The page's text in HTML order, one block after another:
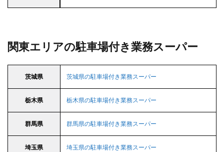
関東エリアの駐車場付き業務スーパー
茨城県 茨城県の駐車場付き業務スーパー
栃木県 栃木県の駐車場付き業務スーパー
群馬県 群馬県の駐車場付き業務スーパー
埼玉県 埼玉県の駐車場付き業務スーパー